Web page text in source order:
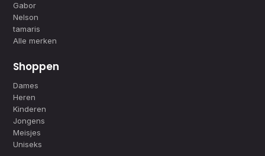
Gabor
Nelson
tamaris
Alle merken
Shoppen
Dames
Heren
Kinderen
Jongens
Meisjes
Uniseks